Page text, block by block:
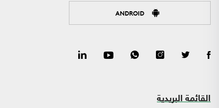
ANDROID
القائمة البريدية